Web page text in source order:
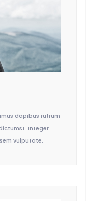
dapibus rutrum
Integer
vulputate.